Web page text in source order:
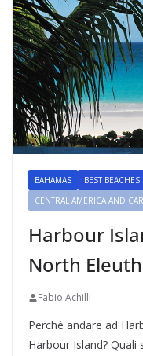
BAHAMAS BEST BEACHES
CENTRAL AMERICA AND
Harbour
North
Fabio Achilli
Perché andare ad
Harbour Island?